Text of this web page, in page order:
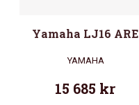
Yamaha LJ16 ARE
YAMAHA
15 685 kr